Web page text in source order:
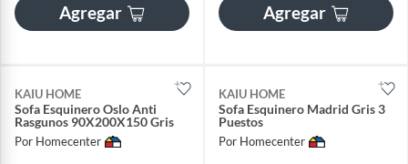
Agregar Agregar
KAIU HOME
Sofa Esquinero Oslo Anti
Rasgunos 90X200X150 Gris
Por Homecenter
KAIU HOME
Sofa Esquinero Madrid Gris 3
Puestos
Por Homecenter